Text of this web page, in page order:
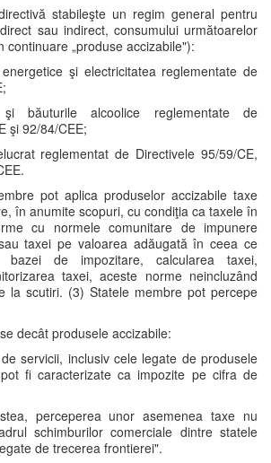
stabileşte un regim general pentru
sau indirect, consumului următoarelor
„produse accizabile"):
şi electricitatea reglementate de
băuturile alcoolice reglementate de
şi 92/84/CEE;
reglementat de Directivele 95/59/CE,
pot aplica produselor accizabile taxe
în anumite scopuri, cu condiţia ca taxele în
cu normele comunitare de impunere
taxei pe valoarea adăugată în ceea ce
bazei de impozitare, calcularea taxei,
taxei, aceste norme neincluzând
la scutiri. (3) Statele membre pot percepe
decât produsele accizabile:
servicii, inclusiv cele legate de produsele
fi caracterizate ca impozite pe cifra de
perceperea unor asemenea taxe nu
schimburilor comerciale dintre statele
de trecerea frontierei".